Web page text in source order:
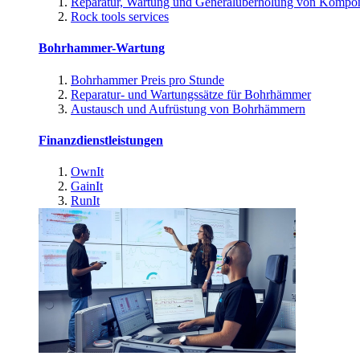
Rock tools services
Bohrhammer-Wartung
Bohrhammer Preis pro Stunde
Reparatur- und Wartungssätze für Bohrhämmer
Austausch und Aufrüstung von Bohrhämmern
Finanzdienstleistungen
OwnIt
GainIt
RunIt